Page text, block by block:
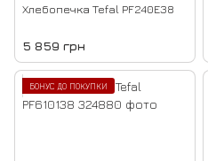
Хлебопечка Tefal PF240E38
5 859 грн
БОНУС ДО ПОКУПКИ